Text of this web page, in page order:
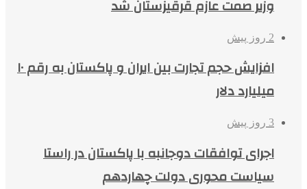
وزیر صمت عازم قرقیزستان شد
2 روز پیش
افزایش حجم تجارت بین ایران و پاکستان به رقم ۱۰
میلیارد دلار
3 روز پیش
اجرای توافقات دوجانبه با پاکستان در راستا
سیاست محوری دولت چهاردهم